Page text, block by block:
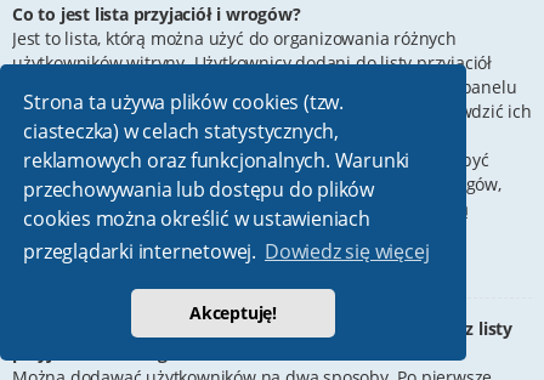
Strona ta używa plików cookies (tzw.
ciasteczka) w celach statystycznych,
reklamowych oraz funkcjonalnych. Warunki
przechowywania lub dostępu do plików
cookies można określić w ustawieniach
przeglądarki internetowej. Dowiedz się więcej
Akceptuję!
Co to jest lista przyjaciół i wrogów?
Jest to lista, którą można użyć do organizowania różnych
użytkowników witryny. Użytkownicy dodani do listy przyjaciół
znajdującej się w panelu
zarządzania kontem. Z tego poziomu można szybko sprawdzić ich
status, a także wysłać prywatną wiadomość. Zależnie od
używanego stylu witryny, posty tych użytkowników mogą być
wyróżniane. Jeśli użytkownik zostanie dodany do listy wrogów,
wszystkie posty przez niego napisane domyślnie nie będą
wyświetlane.
W jaki sposób można dodawać/usuwać użytkowników z listy